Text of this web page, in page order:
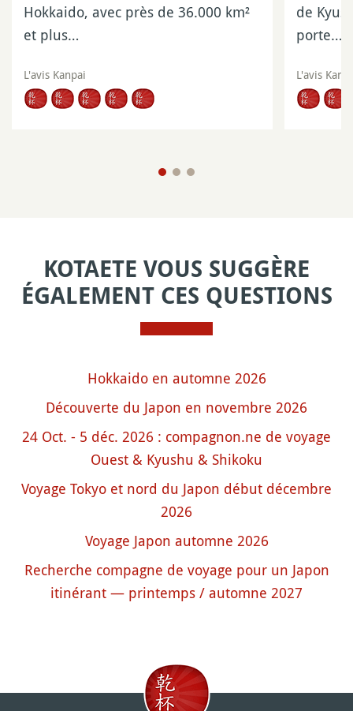
Hokkaido, avec près de 36.000 km²
et plus…
L'avis Kanpai
de
porte…
L'avis
KOTAETE VOUS SUGGÈRE
ÉGALEMENT CES QUESTIONS
Hokkaido en automne 2026
Découverte du Japon en novembre 2026
24 Oct. - 5 déc. 2026 : compagnon.ne de voyage
Ouest & Kyushu & Shikoku
Voyage Tokyo et nord du Japon début décembre
2026
Voyage Japon automne 2026
Recherche compagne de voyage pour un Japon
itinérant — printemps / automne 2027